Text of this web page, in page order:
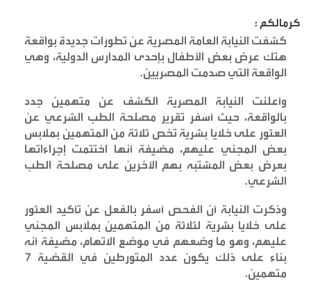
كرمالكم :
كشفت النيابة العامة المصرية عن تطورات جديدة بواقعة
هتك عرض بعض الأطفال بإحدى المدارس الدولية، وهي
الواقعة التي صدمت المصريين.
وأعلنت النيابة المصرية الكشف عن متهمين جدد
بالواقعة، حيث أسفر تقرير مصلحة الطب الشرعي عن
العثور على خلايا بشرية تخص ثلاثة من المتهمين بملابس
بعض المجني عليهم، مضيفة أنها اختتمت إجراءاتها
بعرض بعض المشتبه بهم الآخرين على مصلحة الطب
الشرعي.
وذكرت النيابة أن الفحص أسفر بالفعل عن تأكيد العثور
على خلايا بشرية لثلاثة من المتهمين بملابس المجني
عليهم، وهو ما وضعهم في موضع الاتهام، مضيفة أنه
بناء على ذلك يكون عدد المتورطين في القضية 7
متهمين.